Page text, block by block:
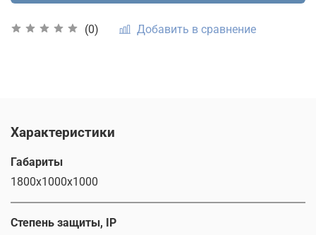
(0) Добавить в сравнение
Характеристики
Габариты
1800х1000х1000
Степень защиты, IP